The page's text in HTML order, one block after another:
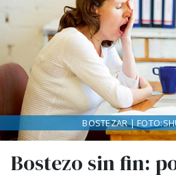
Bostezo sin fin:
BOSTEZAR |